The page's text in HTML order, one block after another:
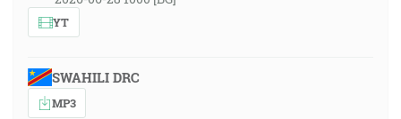
YT
SWAHILI DRC
MP3